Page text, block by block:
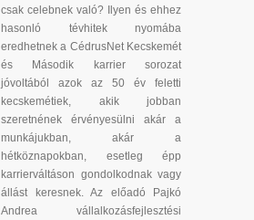
csak celebnek való? Ilyen és ehhez
hasonló tévhitek nyomába
eredhetnek a CédrusNet Kecskemét
és Második karrier sorozat
jóvoltából azok az 50 év feletti
kecskemétiek, akik jobban
szeretnének érvényesülni akár a
munkájukban, akár a
hétköznapokban, esetleg épp
karrierváltáson gondolkodnak vagy
állást keresnek. Az előadó Pajkó
Andrea vállalkozásfejlesztési